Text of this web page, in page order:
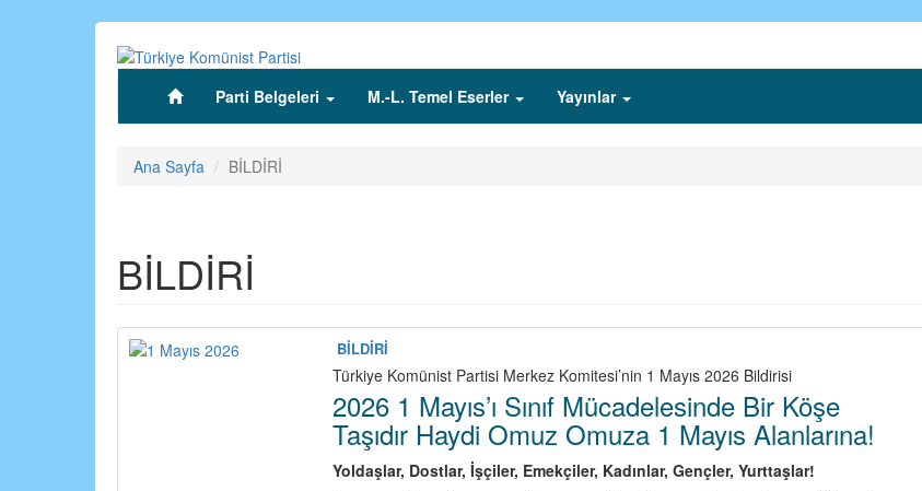
(current)Parti Belgeleri M.-L. Temel Eserler Yayınlar
Ana Sayfa BİLDİRİ
BİLDİRİ
BİLDİRİ
Türkiye Komünist Partisi Merkez Komitesi’nin 1 Mayıs 2026 Bildirisi
2026 1 Mayıs’ı Sınıf Mücadelesinde Bir Köşe
Taşıdır Haydi Omuz Omuza 1 Mayıs Alanlarına!
Yoldaşlar, Dostlar,İşçiler, Emekçiler, Kadınlar, Gençler, Yurttaşlar!